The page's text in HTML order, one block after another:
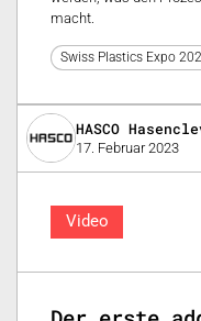
macht.
Swiss Plastics Expo
HASCO
17. Februar 2023
Video